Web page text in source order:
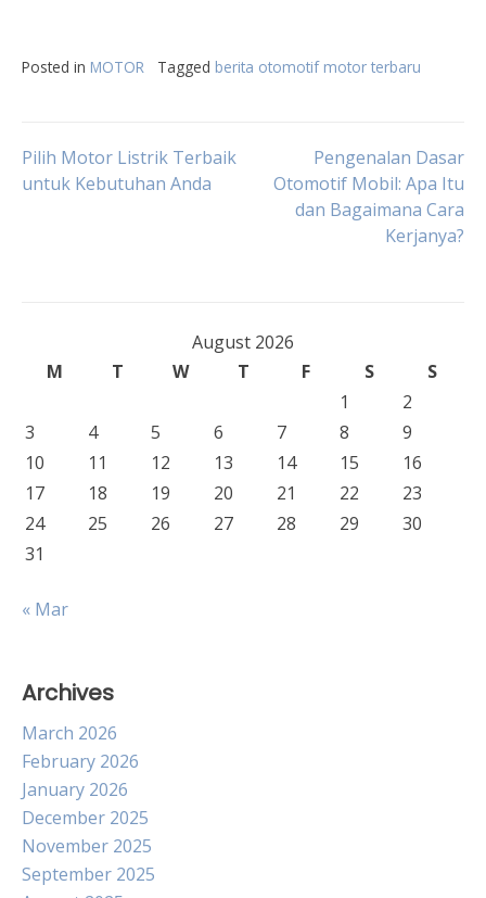
Posted in MOTOR Tagged berita otomotif motor terbaru
Post
Pilih Motor Listrik Terbaik
untuk Kebutuhan Anda
Pengenalan Dasar
Otomotif Mobil: Apa Itu
dan Bagaimana Cara
Kerjanya?
August 2026
M
T W T F S
S
1
2
3
4 5 6 7 8
9
10
11 12 13 14 15
16
17
18 19 20 21 22
23
24
25 26 27 28 29
30
31
« Mar
Archives
March 2026
February 2026
January 2026
December 2025
November 2025
September 2025